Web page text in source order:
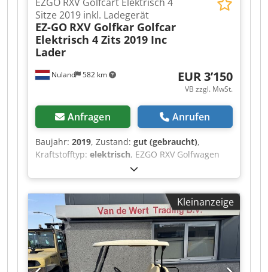
Nuland 582 km
Sitze 2019 inkl. Ladegerät
EZ-GO RXV Golfkar Golfcar
Elektrisch 4 Zits 2019 Inc
Lader
EUR 3’150
VB zzgl. MwSt.
Anfragen Anrufen
Baujahr: 2019, Zustand: gut (gebraucht),
Kraftstofftyp: elektrisch, EZGO RXV Golfwagen
Elektrisch 4-Sitzer 2019 inkl. Ladegerät Video
kann per Whatsapp gesendet werden. Laufender
Lagerbestand, siehe Webseite. Preise ab Nuland.
Van de Wert Trading B.V. bietet einen
wechselnden Bestand an Maschinen, Lkw,
Anhängern und Anbauteilen. Alle unsere
Lieferungen erfolgen zu Handelsbedingungen
im AS-IS-Zustand ohne Garantien. (siehe unsere
Allgemeinen Geschäftsbedingungen) Für eine
Kleinanzeige